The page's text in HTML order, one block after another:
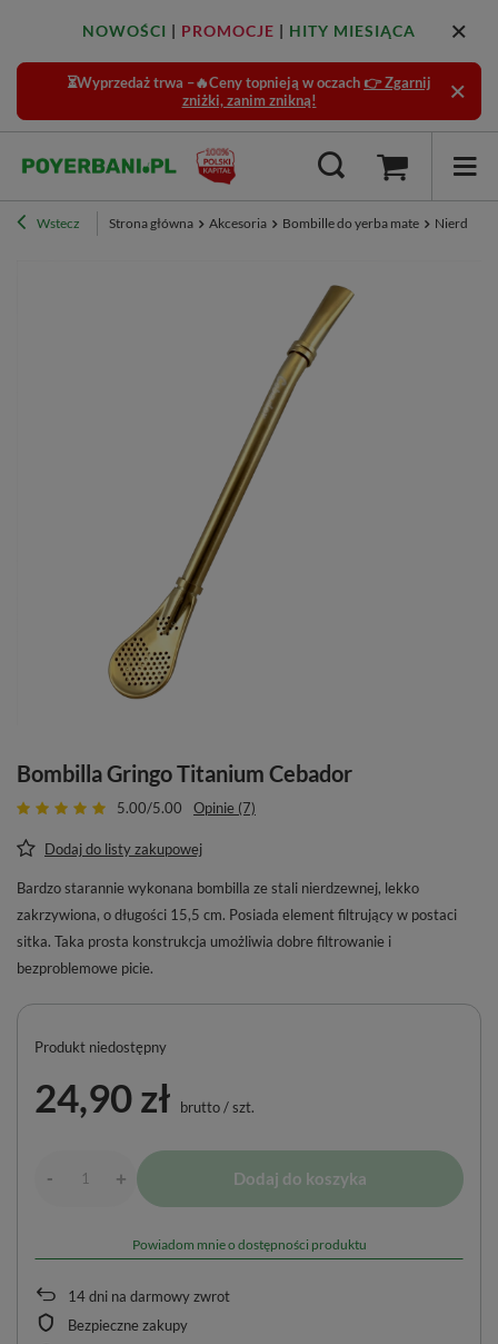
NOWOŚCI | PROMOCJE | HITY MIESIĄCA
⏳Wyprzedaż trwa –🔥Ceny topnieją w oczach 👉 Zgarnij
zniżki, zanim znikną!
Wstecz Strona główna Akcesoria Bombille do yerba mate
Bombilla Gringo Titanium Cebador
5.00/5.00 Opinie (7)
Dodaj do listy zakupowej
Bardzo starannie wykonana bombilla ze stali nierdzewnej, lekko
zakrzywiona, o długości 15,5 cm. Posiada element filtrujący w postaci
sitka. Taka prosta konstrukcja umożliwia dobre filtrowanie i
bezproblemowe picie.
14dni na darmowy zwrot
Bezpieczne zakupy
Produkt niedostępny
24,90 zł brutto/szt.
- + Dodaj do koszyka
Powiadom mnie o dostępności produktu